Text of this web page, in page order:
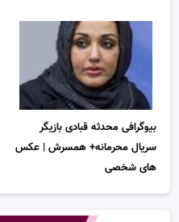
بیوگرافی محدثه قبادی بازیگر
سریال محرمانه+ همسرش | عکس
های شخصی